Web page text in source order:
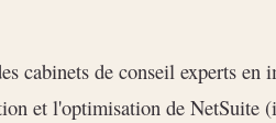
cabinets de conseil experts
et l'optimisation de NetSuite